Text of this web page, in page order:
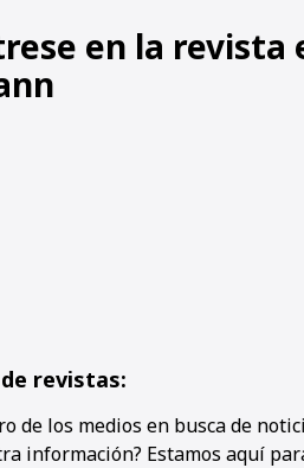
en la
revistas:
de los medios en busca de
información? Estamos aquí